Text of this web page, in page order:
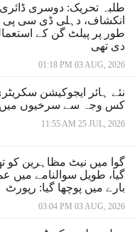
طلبہ تحریک: دوسری
انکشاف، دہلی ڈی سی پی
طور پر پیلٹ گن کے
دی تھی
01:18 PM 03 AUG, 2026
نئے ہائر ایجوکیشن
کس وجہ سے سرخیوں میں
11:55 AM 25 JUL, 2026
گوا میں نیٹ مظاہرین کو
گیا، طویل سوالنامے میں
بارے میں پوچھا گیا: رپورٹ
03:04 PM 03 AUG, 2026